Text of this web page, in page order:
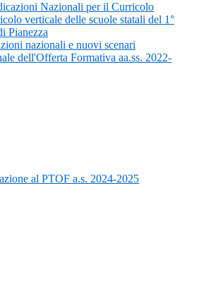
Nazionali per il Curricolo
verticale delle scuole statali del 1°
Pianezza
nazionali e nuovi scenari
dell'Offerta Formativa aa.ss. 2022-
al PTOF a.s. 2024-2025